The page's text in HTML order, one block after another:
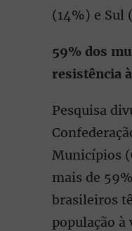
(14%) e Sul
59% dos
resistência
Pesquisa
Municípios
mais de
brasileiros
população à